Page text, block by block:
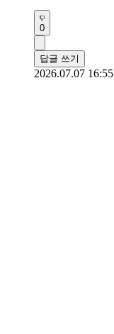
0
답글 쓰기
2026.07.07 16:55